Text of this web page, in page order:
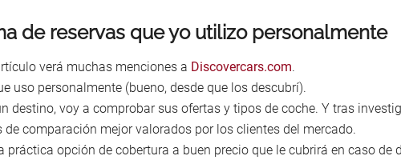
de reservas que yo utilizo personalmente
verá muchas menciones a Discovercars.com.
uso personalmente (bueno, desde que los descubrí).
destino, voy a comprobar sus ofertas y tipos de coche. Y tras
de comparación mejor valorados por los clientes del mercado.
práctica opción de cobertura a buen precio que le cubrirá en caso de